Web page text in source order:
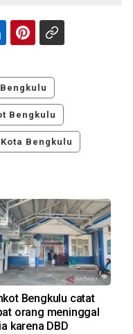
Bengkulu
Kota Bengkulu
Bengkulu catat
orang meninggal
karena DBD